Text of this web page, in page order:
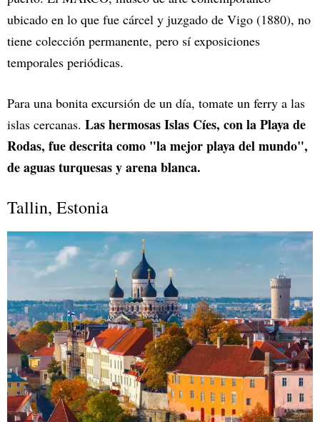
ubicado en lo que fue cárcel y juzgado de Vigo (1880), no
tiene colección permanente, pero sí exposiciones
temporales periódicas.
Para una bonita excursión de un día, tomate un ferry a las
islas cercanas. Las hermosas Islas Cíes, con la Playa de
Rodas, fue descrita como "la mejor playa del mundo",
de aguas turquesas y arena blanca.
Tallin, Estonia